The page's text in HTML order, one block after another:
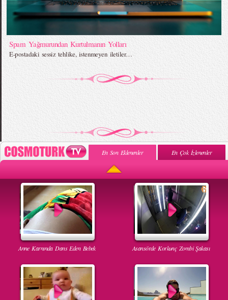
Spam Yağmurundan Kurtulmanın Yolları
E-postadaki sessiz tehlike, istenmeyen iletiler…
En Son Eklenenler En Çok İzlenenler
Anne Karnında Dans Eden Bebek Asansörde Korkunç Zombi Şakası